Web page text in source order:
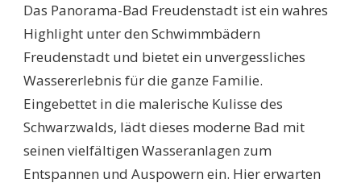
Das Panorama-Bad Freudenstadt ist ein wahres
Highlight unter den Schwimmbädern
Freudenstadt und bietet ein unvergessliches
Wassererlebnis für die ganze Familie.
Eingebettet in die malerische Kulisse des
Schwarzwalds, lädt dieses moderne Bad mit
seinen vielfältigen Wasseranlagen zum
Entspannen und Auspowern ein. Hier erwarten